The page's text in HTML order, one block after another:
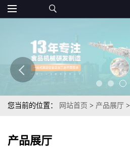
您当前的位置： 网站首页 > 产品展厅 >
产品展厅